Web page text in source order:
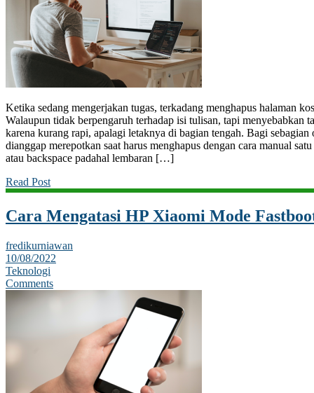
Ketika sedang mengerjakan tugas, terkadang menghapus halaman
Walaupun tidak berpengaruh terhadap isi tulisan, tapi menyebabkan
karena kurang rapi, apalagi letaknya di bagian tengah. Bagi
dianggap merepotkan saat harus menghapus dengan cara manual
atau backspace padahal lembaran […]
Read Post
Cara Mengatasi HP Xiaomi Mode
fredikurniawan
10/08/2022
Teknologi
Comments